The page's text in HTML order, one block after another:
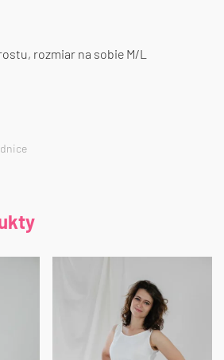
rozmiar na sobie M/L